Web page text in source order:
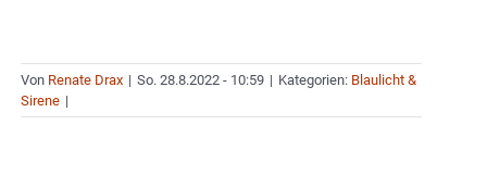
Von Renate Drax | So. 28.8.2022 - 10:59 | Kategorien: Blaulicht &
Sirene |